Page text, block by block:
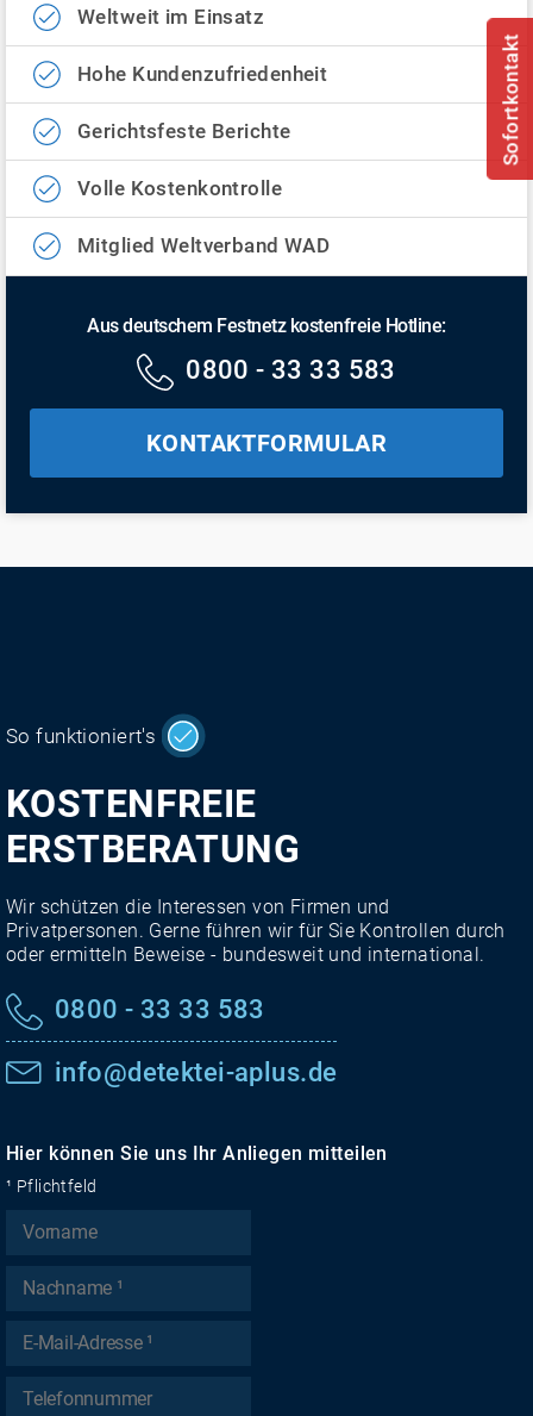
Weltweit im Einsatz
Hohe Kundenzufriedenheit
Gerichtsfeste Berichte
Volle Kostenkontrolle
Mitglied Weltverband WAD
Aus deutschem Festnetz kostenfreie Hotline:
0800 - 33 33 583
KONTAKTFORMULAR
So funktioniert's
KOSTENFREIE
ERSTBERATUNG
Wir schützen die Interessen von Firmen und
Privatpersonen. Gerne führen wir für Sie Kontrollen durch
oder ermitteln Beweise - bundesweit und international.
0800 - 33 33 583
info@detektei-aplus.de
Hier können Sie uns Ihr Anliegen mitteilen
¹ Pflichtfeld
Sofortkontakt